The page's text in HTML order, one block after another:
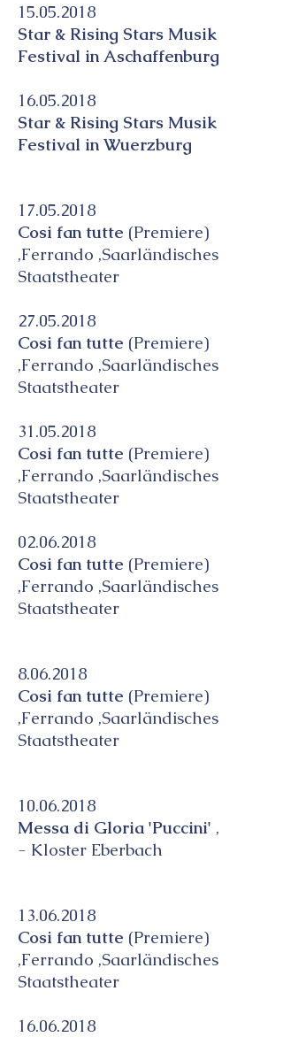
15.05.2018
Star & Rising Stars Musik
Festival in Aschaffenburg
16.05.2018
Star & Rising Stars Musik
Festival in Wuerzburg
17.05.2018
Cosi fan tutte (Premiere)
,Ferrando ,Saarländisches
Staatstheater
27.05.2018
Cosi fan tutte (Premiere)
,Ferrando ,Saarländisches
Staatstheater
31.05.2018
Cosi fan tutte (Premiere)
,Ferrando ,Saarländisches
Staatstheater
02.06.2018
Cosi fan tutte (Premiere)
,Ferrando ,Saarländisches
Staatstheater
8.06.2018
Cosi fan tutte (Premiere)
,Ferrando ,Saarländisches
Staatstheater
10.06.2018
Messa di Gloria 'Puccini' ,
- Kloster Eberbach
13.06.2018
Cosi fan tutte (Premiere)
,Ferrando ,Saarländisches
Staatstheater
16.06.2018